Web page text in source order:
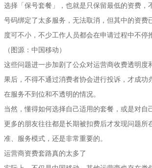
选择「保号套餐」，也就是只保留最低的资费
号码绑定了太多服务，无法取消，但其中的资
度可不小，不少工作人员都会在申请过程中不停
（图源：中国移动）
这些问题进一步加剧了公众对运营商收费透明
果后，不得不通过消费者协会进行投诉，才成
在服务不到位和不透明的情况。
当然，懂得如何选择自己适用的套餐，或是对自
更多的朋友往往都是长期被扣费后才发现问题
准、服务模式，还是非常重要的。
运营商资费套路真的太多了